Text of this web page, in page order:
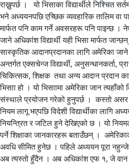
राख्नुपर्छ । यो भिसाका विद्यार्थीले निश्चित
भने अध्ययनपछि एच्छिक व्यवहारिक तालिम वा
मार्फत पनि काम गर्ने अवसरहरू पनि पाइन्छ ।
जाने अधिकांश विद्यार्थी यही भिसा मार्फत
सास्कृतिक आदानप्रदानका लागि अमेरिका
अन्तर्गत एक्सचेन्ज विद्यार्थी, अनुसन्धानकर्ता,
चिकित्सक, शिक्षक तथा अन्य आदान प्रदान
भिसाा हो । यो भिसाामा अमेरिका जान
संस्थाले प्रयोजन गरेको हुनुपर्छ । कस्तो असर
नियम लागू भएपछि विदेशी विद्यार्थीका लागि
नियन्त्रित र जटिल हुने देखिएको छ । यो
पर्ने शिक्षाका जानकारहरू बताउँछन् ।
अवधि सीमित हुनेछ । पहिले अध्ययन पूरा
अब त्यस्तो हुँदैन । अब अधिकांश एफ १, जे वान